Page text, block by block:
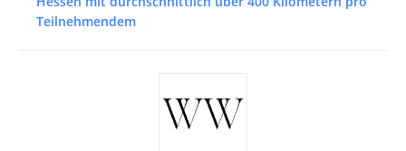
Teilnehmendem